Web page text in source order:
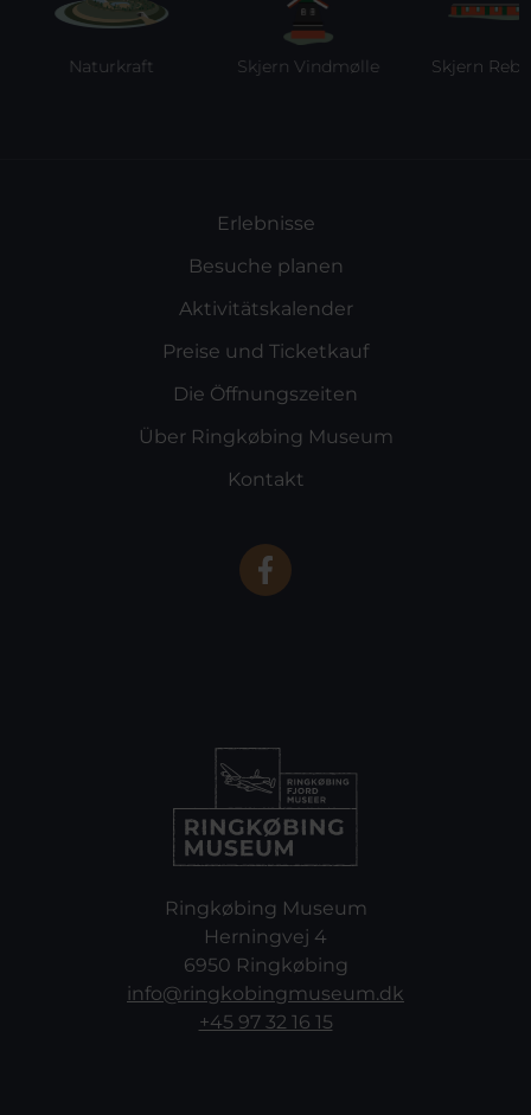
Naturkraft Skjern Vindmølle Skjern
Erlebnisse
Besuche planen
Aktivitätskalender
Preise und Ticketkauf
Die Öffnungszeiten
Über Ringkøbing Museum
Kontakt
Ringkøbing Museum
Herningvej 4
6950 Ringkøbing
info@ringkobingmuseum.dk
+45 97 32 16 15